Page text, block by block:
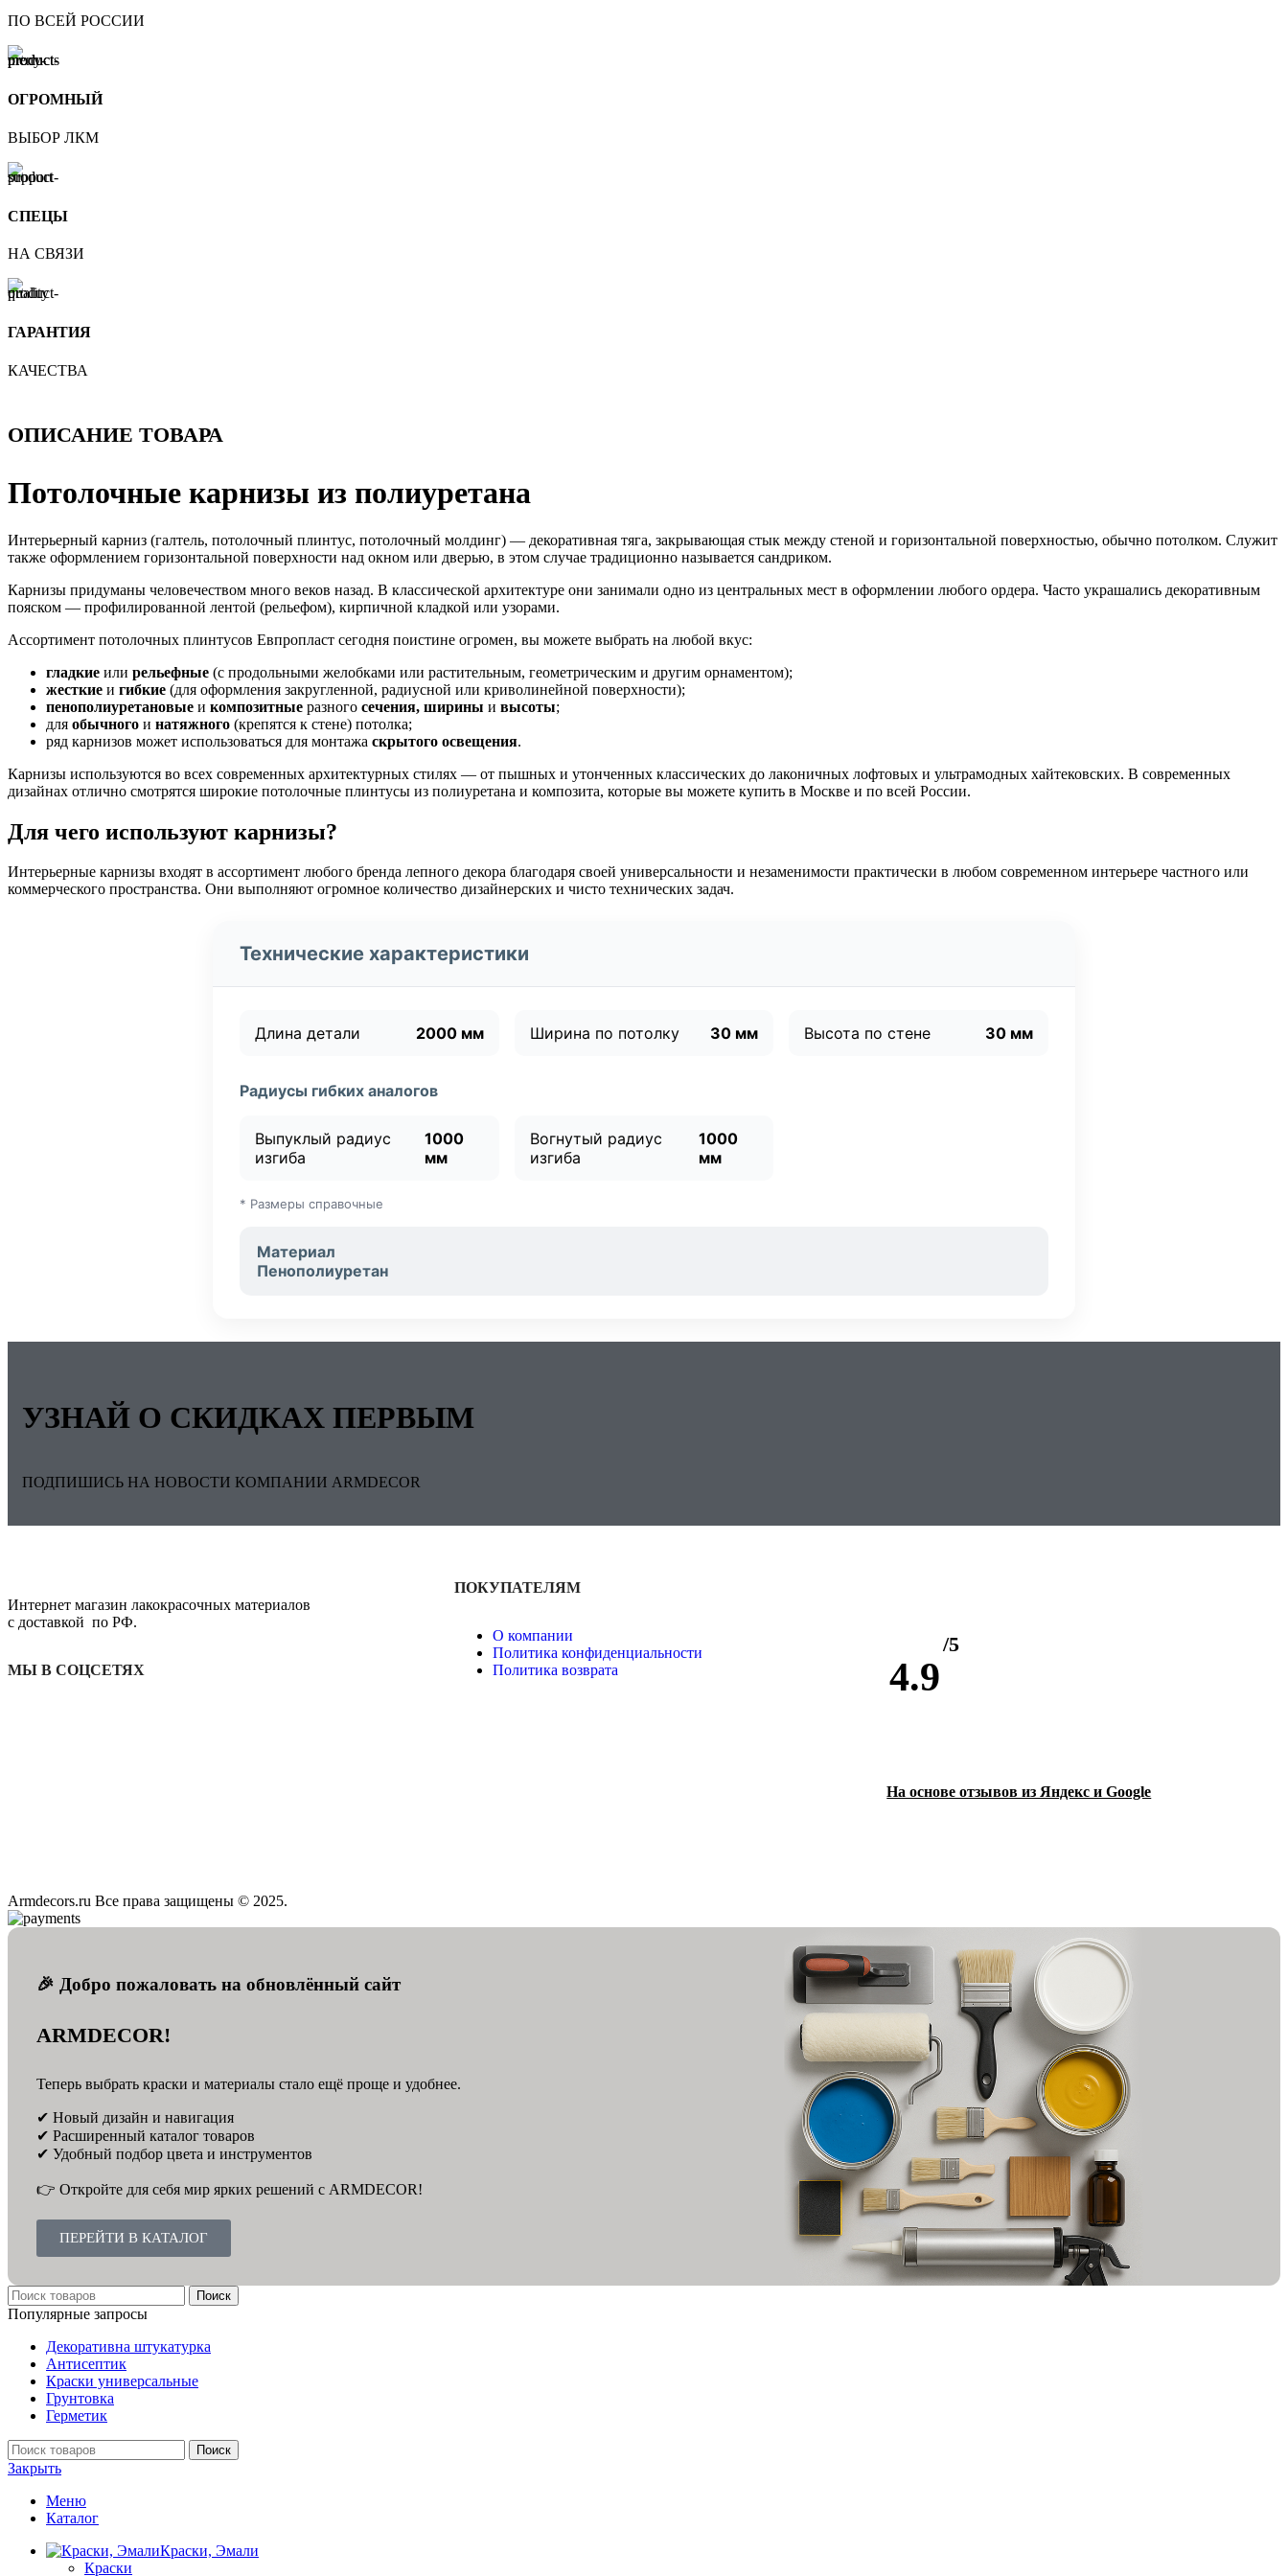
ПО ВСЕЙ РОССИИ
ОГРОМНЫЙ
ВЫБОР ЛКМ
СПЕЦЫ
НА СВЯЗИ
ГАРАНТИЯ
КАЧЕСТВА
ОПИСАНИЕ ТОВАРА
Потолочные карнизы из полиуретана
Интерьерный карниз (галтель, потолочный плинтус, потолочный молдинг) — декоративная тяга, закрывающая стык между стеной и горизонтальной поверхностью, обычно потолком. Служит
также оформлением горизонтальной поверхности над окном или дверью, в этом случае традиционно называется сандриком.
Карнизы придуманы человечеством много веков назад. В классической архитектуре они занимали одно из центральных мест в оформлении любого ордера. Часто украшались декоративным
пояском — профилированной лентой (рельефом), кирпичной кладкой или узорами.
Ассортимент потолочных плинтусов Евпропласт сегодня поистине огромен, вы можете выбрать на любой вкус:
гладкие или рельефные (с продольными желобками или растительным, геометрическим и другим орнаментом);
жесткие и гибкие (для оформления закругленной, радиусной или криволинейной поверхности);
пенополиуретановые и композитные разного сечения, ширины и высоты;
для обычного и натяжного (крепятся к стене) потолка;
ряд карнизов может использоваться для монтажа скрытого освещения.
Карнизы используются во всех современных архитектурных стилях — от пышных и утонченных классических до лаконичных лофтовых и ультрамодных хайтековских. В современных
дизайнах отлично смотрятся широкие потолочные плинтусы из полиуретана и композита, которые вы можете купить в Москве и по всей России.
Для чего используют карнизы?
Интерьерные карнизы входят в ассортимент любого бренда лепного декора благодаря своей универсальности и незаменимости практически в любом современном интерьере частного или
коммерческого пространства. Они выполняют огромное количество дизайнерских и чисто технических задач.
Технические характеристики
Длина детали 2000 мм Ширина по потолку 30 мм Высота по стене 30 мм
Радиусы гибких аналогов
Выпуклый радиус
изгиба
1000
мм
Вогнутый радиус
изгиба
1000
мм
* Размеры справочные
Материал
Пенополиуретан
УЗНАЙ О СКИДКАХ ПЕРВЫМ
ПОДПИШИСЬ НА НОВОСТИ КОМПАНИИ ARMDECOR
Интернет магазин лакокрасочных материалов
с доставкой по РФ.
МЫ В СОЦСЕТЯХ
ПОКУПАТЕЛЯМ
О компании
Политика конфиденциальности
Политика возврата
4.9
/5
На основе отзывов из Яндекс и Google
Armdecors.ru Все права защищены © 2025. ​
🎉 Добро пожаловать на обновлённый сайт
ARMDECOR!
Теперь выбрать краски и материалы стало ещё проще и удобнее.
✔ Новый дизайн и навигация
✔ Расширенный каталог товаров
✔ Удобный подбор цвета и инструментов
👉 Откройте для себя мир ярких решений с ARMDECOR!
ПЕРЕЙТИ В КАТАЛОГ
Поиск
Популярные запросы
Декоративна штукатурка
Антисептик
Краски универсальные
Грунтовка
Герметик
Поиск
Закрыть
Меню
Каталог
Краски, Эмали
Краски